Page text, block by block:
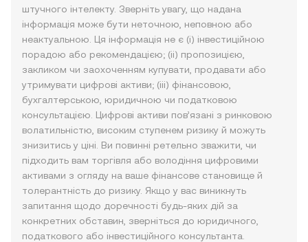
штучного інтелекту. Зверніть увагу, що надана
інформація може бути неточною, неповною або
неактуальною. Ця інформація не є (i) інвестиційною
порадою або рекомендацією; (ii) пропозицією,
закликом чи заохоченням купувати, продавати або
утримувати цифрові активи; (iii) фінансовою,
бухгалтерською, юридичною чи податковою
консультацією. Цифрові активи пов’язані з ринковою
волатильністю, високим ступенем ризику й можуть
знизитись у ціні. Ви повинні ретельно зважити, чи
підходить вам торгівля або володіння цифровими
активами з огляду на ваше фінансове становище й
толерантність до ризику. Якщо у вас виникнуть
запитання щодо доречності будь-яких дій за
конкретних обставин, зверніться до юридичного,
податкового або інвестиційного консультанта.